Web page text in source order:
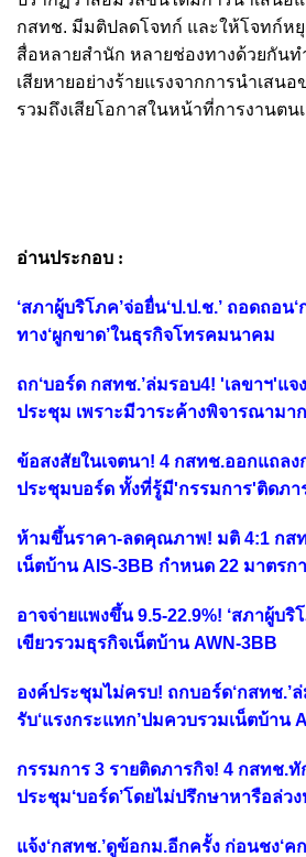
กสทช. มีมติปลดโจทก์ และให้โจทก์ห
สื่อหลายสำนัก หลายช่องทางด้วยกันท
เสียหายอย่างร้ายแรงจากการนำเสนอ
รวมถึงเสียโอกาสในหน้าที่การงานตน
อ่านประกอบ :
‘สภาผู้บริโภค’จ่อยื่น‘ป.ป.ช.’ ถอดถอน
ทาง‘ผูกขาด’ในธุรกิจโทรคมนาคม
ถก‘บอร์ด กสทช.’ล่มรอบ4! 'เลขาฯ'แ
ประชุม เพราะมีวาระค้างพิจารณามาก
ข้อสงสัยในเจตนา! 4 กสทช.ออกแถลง
ประชุมบอร์ด ทั้งที่รู้มี'กรรมการ'ติดภา
ห้ามขึ้นราคา-ลดคุณภาพ! มติ 4:1 กส
เน็ตบ้าน AIS-3BB กำหนด 22 มาตรก
อาจจ่ายแพงขึ้น 9.5-22.9%! ‘สภาผู้บริ
เขียวรวมธุรกิจเน็ตบ้าน AWN-3BB
องค์ประชุมไม่ครบ! ถกบอร์ด‘กสทช.’
รับ‘แรงกระแทก’ปมควบรวมเน็ตบ้าน
กรรมการ 3 รายติดภารกิจ! 4 กสทช.ทั
ประชุม‘บอร์ด’โดยไม่ปรึกษาหารือล่ว
แจ้ง‘กสทช.’ดูข้อกม.อีกครั้ง ก่อนชง‘ค